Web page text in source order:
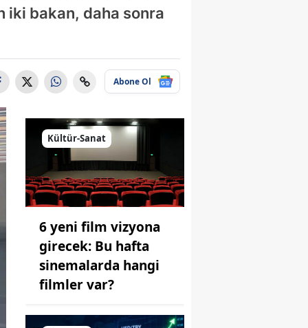
iki bakan, daha sonra
Abone Ol
Kültür-Sanat
6 yeni film vizyona
girecek: Bu hafta
sinemalarda hangi
filmler var?